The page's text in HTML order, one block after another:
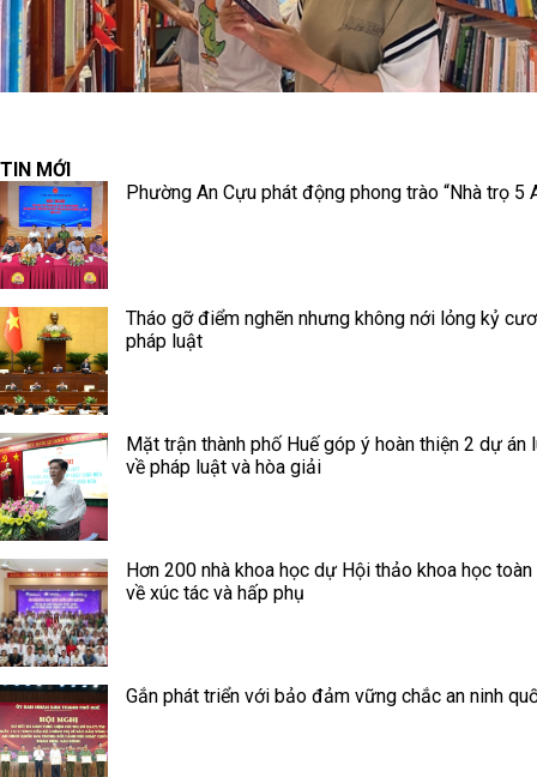
TIN MỚI
Phường An Cựu phát động phong trào “Nhà trọ 5
Tháo gỡ điểm nghẽn nhưng không nới lỏng kỷ
pháp luật
Mặt trận thành phố Huế góp ý hoàn thiện 2 dự án
về pháp luật và hòa giải
Hơn 200 nhà khoa học dự Hội thảo khoa học
về xúc tác và hấp phụ
Gắn phát triển với bảo đảm vững chắc an ninh